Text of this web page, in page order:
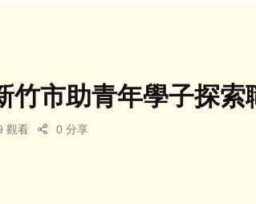
竹市助青年學子探索
觀看 0 分享